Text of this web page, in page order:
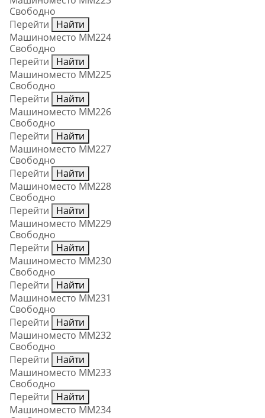
Свободно
Перейти
Найти
Машиноместо ММ224
Свободно
Перейти
Найти
Машиноместо ММ225
Свободно
Перейти
Найти
Машиноместо ММ226
Свободно
Перейти
Найти
Машиноместо ММ227
Свободно
Перейти
Найти
Машиноместо ММ228
Свободно
Перейти
Найти
Машиноместо ММ229
Свободно
Перейти
Найти
Машиноместо ММ230
Свободно
Перейти
Найти
Машиноместо ММ231
Свободно
Перейти
Найти
Машиноместо ММ232
Свободно
Перейти
Найти
Машиноместо ММ233
Свободно
Перейти
Найти
Машиноместо ММ234